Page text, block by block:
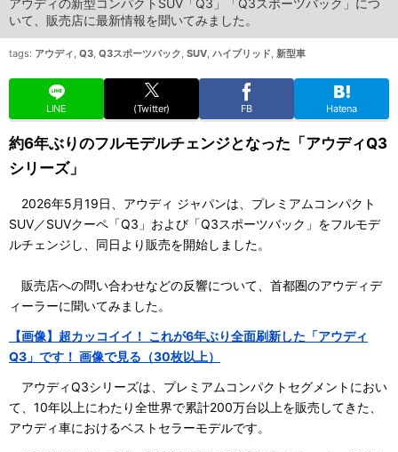
アウディの新型コンパクトSUV「Q3」「Q3スポーツバック」につ
いて、販売店に最新情報を聞いてみました。
tags: アウディ , Q3, Q3スポーツバック, SUV, ハイブリッド, 新型車
LINE (Twitter) FB Hatena
約6年ぶりのフルモデルチェンジとなった「アウディQ3
シリーズ」
2026年5月19日、アウディ ジャパンは、プレミアムコンパクト
SUV／SUVクーペ「Q3」および「Q3スポーツバック」をフルモデ
ルチェンジし、同日より販売を開始しました。
販売店への問い合わせなどの反響について、首都圏のアウディデ
ィーラーに聞いてみました。
【画像】超カッコイイ！ これが6年ぶり全面刷新した「アウディ
Q3」です！ 画像で見る（30枚以上）
アウディQ3シリーズは、プレミアムコンパクトセグメントにおい
て、10年以上にわたり全世界で累計200万台以上を販売してきた、
アウディ車におけるベストセラーモデルです。